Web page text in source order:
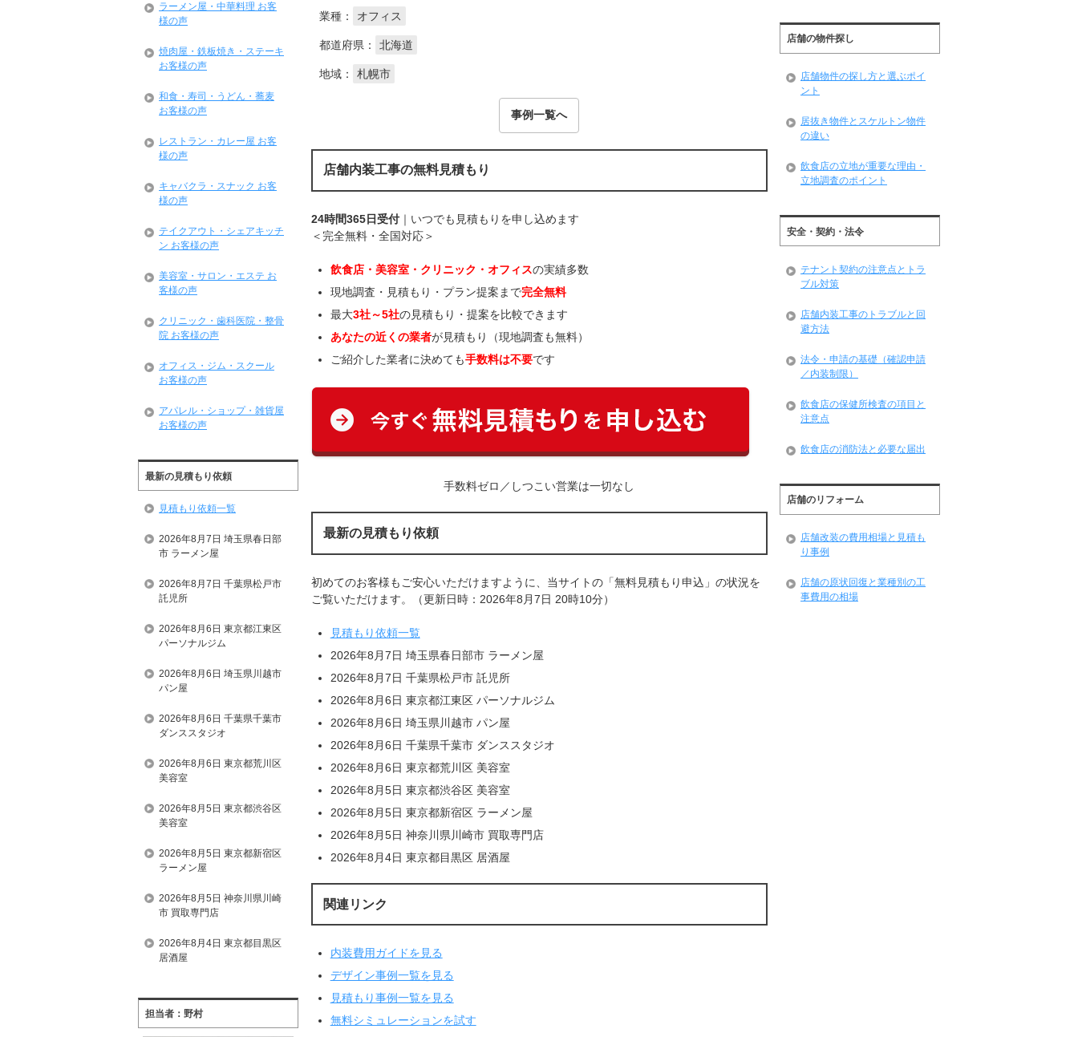
業種： オフィス
都道府県： 北海道
地域： 札幌市
事例一覧へ
店舗内装工事の無料見積もり
24時間365日受付｜いつでも見積もりを申し込めます
＜完全無料・全国対応＞
飲食店・美容室・クリニック・オフィスの実績多数
現地調査・見積もり・プラン提案まで完全無料
最大3社～5社の見積もり・提案を比較できます
あなたの近くの業者が見積もり（現地調査も無料）
ご紹介した業者に決めても手数料は不要です
手数料ゼロ／しつこい営業は一切なし
最新の見積もり依頼
初めてのお客様もご安心いただけますように、当サイトの「無料見積もり申込」の状況を
ご覧いただけます。（更新日時：2026年8月7日 20時10分）
見積もり依頼一覧
2026年8月7日 埼玉県春日部市 ラーメン屋
2026年8月7日 千葉県松戸市 託児所
2026年8月6日 東京都江東区 パーソナルジム
2026年8月6日 埼玉県川越市 パン屋
2026年8月6日 千葉県千葉市 ダンススタジオ
2026年8月6日 東京都荒川区 美容室
2026年8月5日 東京都渋谷区 美容室
2026年8月5日 東京都新宿区 ラーメン屋
2026年8月5日 神奈川県川崎市 買取専門店
2026年8月4日 東京都目黒区 居酒屋
関連リンク
内装費用ガイドを見る
デザイン事例一覧を見る
見積もり事例一覧を見る
無料シミュレーションを試す
ラーメン屋・中華料理 お客
様の声
焼肉屋・鉄板焼き・ステーキ
お客様の声
和食・寿司・うどん・蕎麦
お客様の声
レストラン・カレー屋 お客
様の声
キャバクラ・スナック お客
様の声
テイクアウト・シェアキッチ
ン お客様の声
美容室・サロン・エステ お
客様の声
クリニック・歯科医院・整骨
院 お客様の声
オフィス・ジム・スクール
お客様の声
アパレル・ショップ・雑貨屋
お客様の声
最新の見積もり依頼
見積もり依頼一覧
2026年8月7日 埼玉県春日部
市 ラーメン屋
2026年8月7日 千葉県松戸市
託児所
2026年8月6日 東京都江東区
パーソナルジム
2026年8月6日 埼玉県川越市
パン屋
2026年8月6日 千葉県千葉市
ダンススタジオ
2026年8月6日 東京都荒川区
美容室
2026年8月5日 東京都渋谷区
美容室
2026年8月5日 東京都新宿区
ラーメン屋
2026年8月5日 神奈川県川崎
市 買取専門店
2026年8月4日 東京都目黒区
居酒屋
担当者：野村
店舗の物件探し
店舗物件の探し方と選ぶポイ
ント
居抜き物件とスケルトン物件
の違い
飲食店の立地が重要な理由・
立地調査のポイント
安全・契約・法令
テナント契約の注意点とトラ
ブル対策
店舗内装工事のトラブルと回
避方法
法令・申請の基礎（確認申請
／内装制限）
飲食店の保健所検査の項目と
注意点
飲食店の消防法と必要な届出
店舗のリフォーム
店舗改装の費用相場と見積も
り事例
店舗の原状回復と業種別の工
事費用の相場